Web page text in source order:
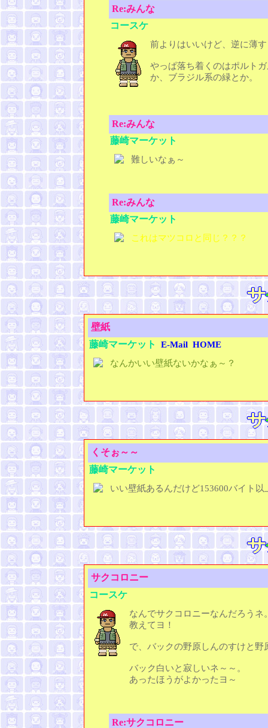
Re:みんな
コースケ
前よりはいいけど、逆に薄
やっぱ落ち着くのはポルト
か、ブラジル系の緑とか。
Re:みんな
藤崎マーケット
難しいなぁ～
Re:みんな
藤崎マーケット
これはマツコロと同じ？？？
壁紙
藤崎マーケット
E-Mail HOME
なんかいい壁紙ないかなぁ～？
くそぉ～～
藤崎マーケット
いい壁紙あるんだけど153600バイト
サクコロニー
コースケ
なんでサクコロニーなんだろうネ
教えてヨ！
で、バックの野原しんのすけと
バック白いと寂しいネ～～。
あったほうがよかったヨ～
Re:サクコロニー